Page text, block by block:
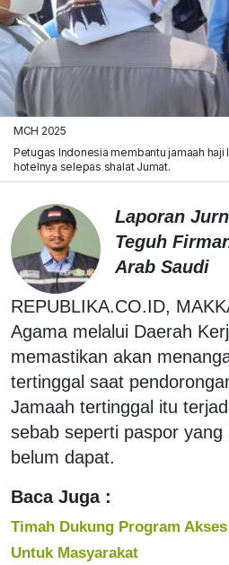
MCH 2025
Petugas Indonesia membantu jamaah
hotelnya selepas shalat Jumat.
Laporan
Teguh
Arab Saudi
REPUBLIKA.CO.ID,
Agama melalui Daerah
memastikan akan
tertinggal saat
Jamaah tertinggal itu
sebab seperti paspor yang
belum dapat.
Baca Juga :
Timah Dukung Program
Untuk Masyarakat